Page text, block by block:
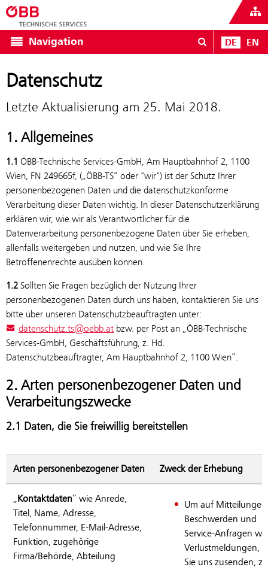
Navigation DE EN
Datenschutz
Letzte Aktualisierung am 25. Mai 2018.
1. Allgemeines
1.1 ÖBB-Technische Services-GmbH, Am Hauptbahnhof 2, 1100
Wien, FN 249665f, („ÖBB-TS“ oder "wir") ist der Schutz Ihrer
personenbezogenen Daten und die datenschutzkonforme
Verarbeitung dieser Daten wichtig. In dieser Datenschutzerklärung
erklären wir, wie wir als Verantwortlicher für die
Datenverarbeitung personenbezogene Daten über Sie erheben,
allenfalls weitergeben und nutzen, und wie Sie Ihre
Betroffenenrechte ausüben können.
1.2 Sollten Sie Fragen bezüglich der Nutzung Ihrer
personenbezogenen Daten durch uns haben, kontaktieren Sie uns
bitte über unseren Datenschutzbeauftragten unter:
datenschutz.ts@oebb.at bzw. per Post an „ÖBB-Technische
Services-GmbH, Geschäftsführung, z. Hd.
Datenschutzbeauftragter, Am Hauptbahnhof 2, 1100 Wien“.
2. Arten personenbezogener Daten und
Verarbeitungszwecke
2.1 Daten, die Sie freiwillig bereitstellen
Arten personenbezogener Daten Zweck der Erhebung
„Kontaktdaten“ wie Anrede,
Titel, Name, Adresse,
Telefonnummer, E-Mail-Adresse,
Funktion, zugehörige
Firma/Behörde, Abteilung
Um auf
Beschwerden und
Service-Anfragen wie
Verlustmeldungen,
Sie uns zusenden, zu